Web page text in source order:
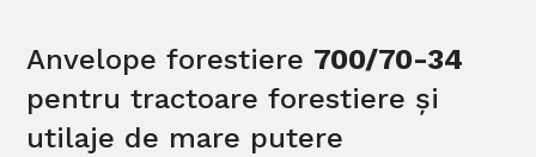
Anvelope forestiere 700/70-34
pentru tractoare forestiere și
utilaje de mare putere